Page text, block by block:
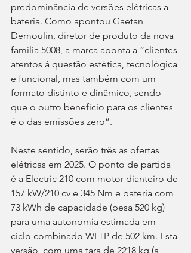
predominância de versões elétricas a
bateria. Como apontou Gaetan
Demoulin, diretor de produto da nova
família 5008, a marca aponta a “clientes
atentos à questão estética, tecnológica
e funcional, mas também com um
formato distinto e dinâmico, sendo
que o outro benefício para os clientes
é o das emissões zero”.
Neste sentido, serão três as ofertas
elétricas em 2025. O ponto de partida
é a Electric 210 com motor dianteiro de
157 kW/210 cv e 345 Nm e bateria com
73 kWh de capacidade (pesa 520 kg)
para uma autonomia estimada em
ciclo combinado WLTP de 502 km. Esta
versão, com uma tara de 2218 kg (a